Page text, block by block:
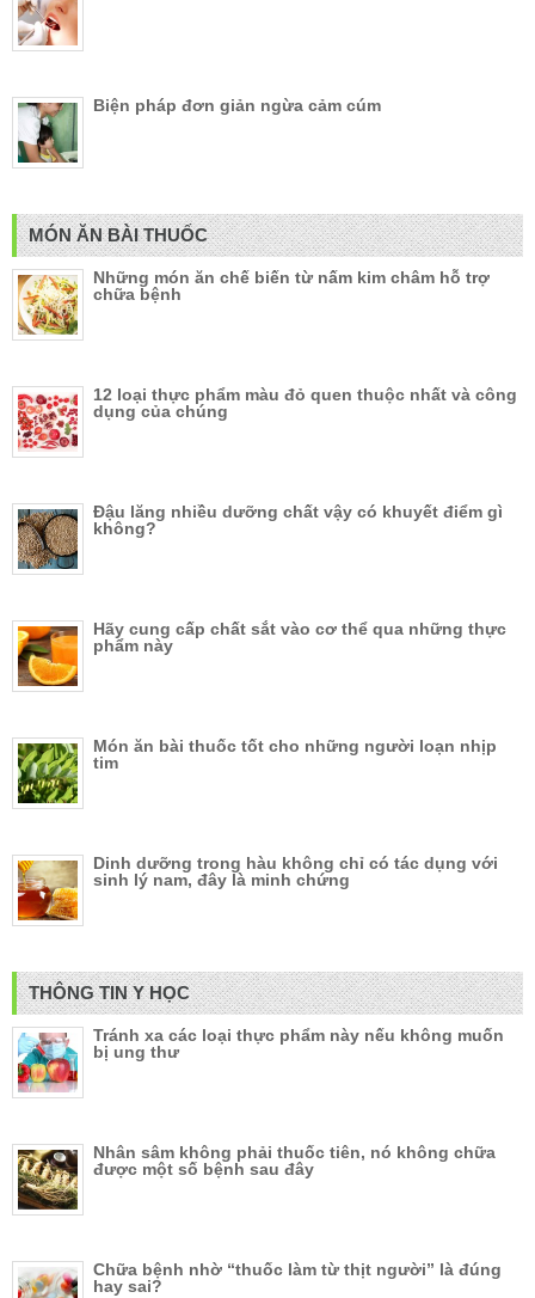
Biện pháp đơn giản ngừa cảm cúm
MÓN ĂN BÀI THUỐC
Những món ăn chế biến từ nấm kim châm hỗ trợ
chữa bệnh
12 loại thực phẩm màu đỏ quen thuộc nhất và công
dụng của chúng
Đậu lăng nhiều dưỡng chất vậy có khuyết điểm gì
không?
Hãy cung cấp chất sắt vào cơ thể qua những thực
phẩm này
Món ăn bài thuốc tốt cho những người loạn nhịp
tim
Dinh dưỡng trong hàu không chỉ có tác dụng với
sinh lý nam, đây là minh chứng
THÔNG TIN Y HỌC
Tránh xa các loại thực phẩm này nếu không muốn
bị ung thư
Nhân sâm không phải thuốc tiên, nó không chữa
được một số bệnh sau đây
Chữa bệnh nhờ “thuốc làm từ thịt người” là đúng
hay sai?